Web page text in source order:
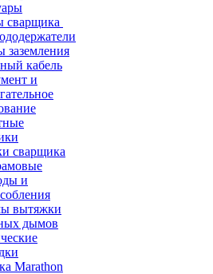
сварщика
заземления
кабель
и
сварщика
и
вытяжки
дымов
Marathon